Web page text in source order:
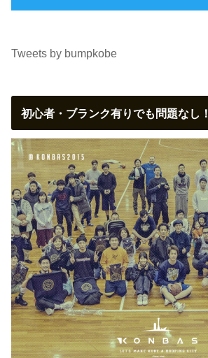
Tweets by bumpkobe
初心者・ブランク有りでも問題なし！